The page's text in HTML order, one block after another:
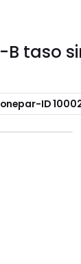
B taso
ID